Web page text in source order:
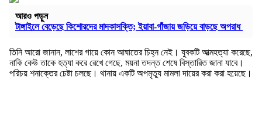
আরও পড়ুন
টাঙ্গাইলে বেড়েছে কিশোরদের মাদকাসক্তি; ইয়াবা-গাঁজায় জড়িয়ে বাড়ছে অপরাধ
তিনি আরো জানান, লাশের গায়ে কোন আঘাতের চিহ্ন নেই। যুবকটি আত্মহত্যা করেছে,
নাকি কেউ তাকে হত্যা করে রেখে গেছে, ময়না তদন্ত শেষে বিস্তারিত জানা যাবে।
পরিচয় শনাক্তের চেষ্টা চলছে। থানায় একটি অপমৃত্যু মামলা দায়ের করা করা হয়েছে।